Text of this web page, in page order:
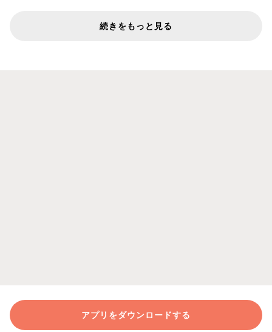
続きをもっと見る
アプリをダウンロードする